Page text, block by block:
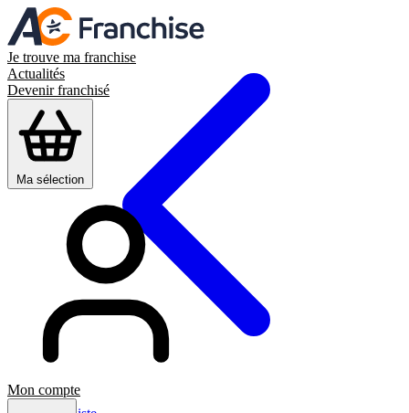
Je trouve ma franchise
Actualités
Devenir franchisé
Ma sélection
Mon compte